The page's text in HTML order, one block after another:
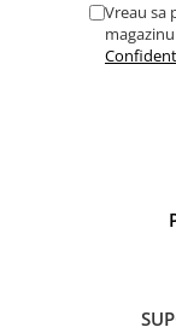
Vreau sa